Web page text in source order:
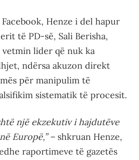
Henze i del hapur
të PD-së, Sali Berisha,
lider që nuk ka
ndërsa akuzon direkt
për manipulim të
sistematik të procesit.
një ekzekutiv i hajdutëve
Europë,” – shkruan Henze,
raportimeve të gazetës